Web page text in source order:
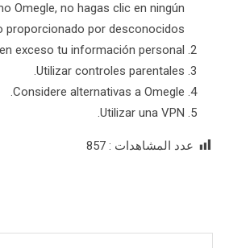
Omegle, no hagas clic en ningún
proporcionado por desconocidos.
exceso tu información personal.
Utilizar controles parentales.
Considere alternativas a Omegle.
Utilizar una VPN.
عدد المشاهدات : 857